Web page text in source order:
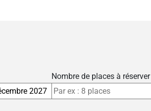
Nombre de places à réserver